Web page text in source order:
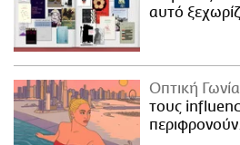
αυτό
Οπτική Γωνία
τους